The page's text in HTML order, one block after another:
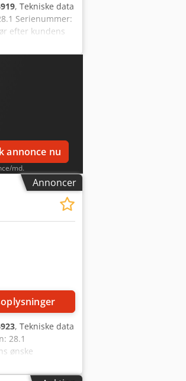
, Tekniske data
Serienummer:
efter kundens
tilbud til dig!
og fejl i
annonce nu
md.
Annoncer
, Tekniske data
28.1
ønske
gerne
Cjdoich H Repfx